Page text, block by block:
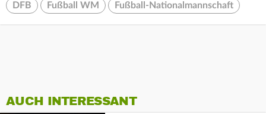
DFB Fußball WM Fußball-Nationalmannschaft
AUCH INTERESSANT